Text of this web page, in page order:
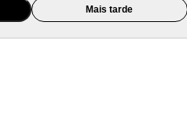
Mais tarde